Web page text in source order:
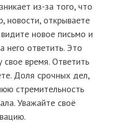
из-за того, что
новости, открываете
новое письмо и
него ответить. Это
свое время. Ответить
Доля срочных дел,
стремительность
Уважайте своё